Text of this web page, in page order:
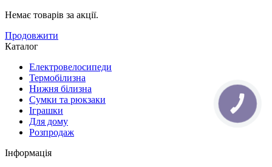
Немає товарів за акції.
Продовжити
Каталог
Електровелосипеди
Термобілизна
Нижня білизна
Сумки та рюкзаки
Іграшки
Для дому
Розпродаж
Інформація
КНОПКА
ЗВ'ЯЗКУ